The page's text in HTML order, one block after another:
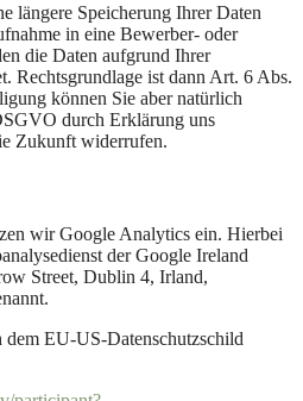
längere Speicherung Ihrer Daten
in eine Bewerber- oder
die Daten aufgrund Ihrer
Rechtsgrundlage ist dann Art. 6 Abs.
können Sie aber natürlich
durch Erklärung uns
Zukunft widerrufen.​
wir Google Analytics ein. Hierbei
der Google Ireland
Street, Dublin 4, Irland,
EU-US-Datenschutzschild